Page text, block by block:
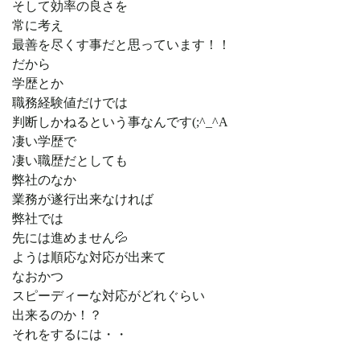
そして効率の良さを
常に考え
最善を尽くす事だと思っています！！
だから
学歴とか
職務経験値だけでは
判断しかねるという事なんです(;^_^A
凄い学歴で
凄い職歴だとしても
弊社のなか
業務が遂行出来なければ
弊社では
先には進めません💦
ようは順応な対応が出来て
なおかつ
スピーディーな対応がどれぐらい
出来るのか！？
それをするには・・